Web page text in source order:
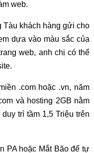
web.
Tàu khách hàng gửi cho
dựa vào màu sắc của
web, anh chị có thể
.com hoặc .vn, năm
và hosting 2GB nằm
trì tầm 1,5 Triệu trên
PA hoặc Mắt Bão để tự